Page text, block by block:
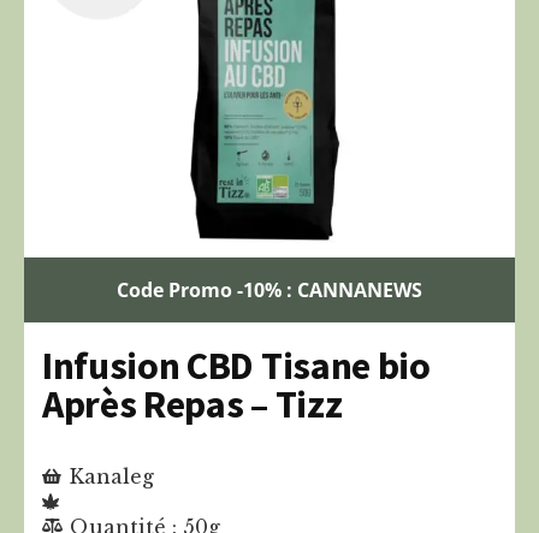
Code Promo -10% : CANNANEWS
Infusion CBD Tisane bio
Après Repas – Tizz
Kanaleg
Quantité : 50g